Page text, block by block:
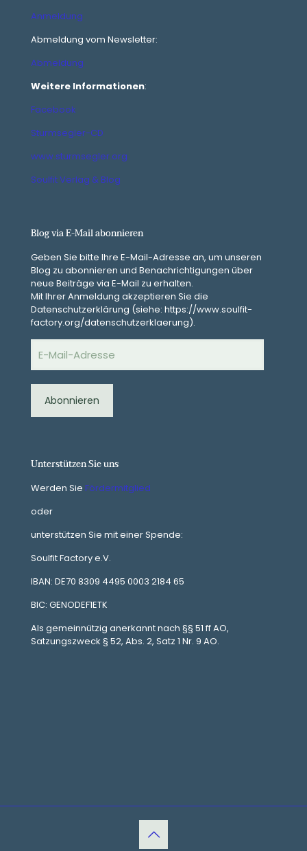
Anmeldung
Abmeldung vom Newsletter:
Abmeldung
Weitere Informationen:
Facebook
Sturmsegler-CD
www.sturmsegler.org
Soulfit Verlag & Blog
Blog via E-Mail abonnieren
Geben Sie bitte Ihre E-Mail-Adresse an, um unseren
Blog zu abonnieren und Benachrichtigungen über
neue Beiträge via E-Mail zu erhalten.
Mit Ihrer Anmeldung akzeptieren Sie die
Datenschutzerklärung (siehe: https://www.soulfit-
factory.org/datenschutzerklaerung).
Mail-
Adresse
Abonnieren
Unterstützen Sie uns
Werden Sie Fördermitglied
oder
unterstützen Sie mit einer Spende:
Soulfit Factory e.V.
IBAN: DE70 8309 4495 0003 2184 65
BIC: GENODEF1ETK
Als gemeinnützig anerkannt nach §§ 51 ff AO,
Satzungszweck § 52, Abs. 2, Satz 1 Nr. 9 AO.